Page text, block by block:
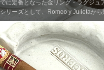
に定番となった金リング・ラグジュ
リーズとして、Romeo y Julietaから